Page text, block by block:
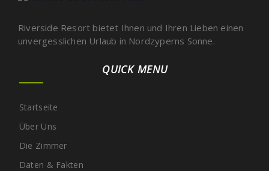
Riverside Resort bietet Ihnen und Ihren Lieben einen
unvergesslichen Urlaub in Nordzyperns Sonne.
QUICK MENU
Startseite
Über Uns
Die Zimmer
Daten & Fakten